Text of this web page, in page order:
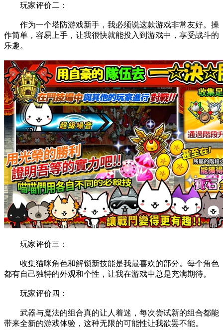
玩家评价二：
作为一个塔防游戏新手，我必须说这款游戏非常友好。操
作简单，容易上手，让我很快就能投入到游戏中，享受战斗的
乐趣。
玩家评价三：
收集猫咪角色和解锁新技能是我最喜欢的部分。每个角色
都有自己独特的外观和个性，让我在游戏中总是充满期待。
玩家评价四：
武器与魔法的组合真的让人着迷，每次尝试新的组合都能
带来全新的游戏体验，这种无限的可能性让我欲罢不能。